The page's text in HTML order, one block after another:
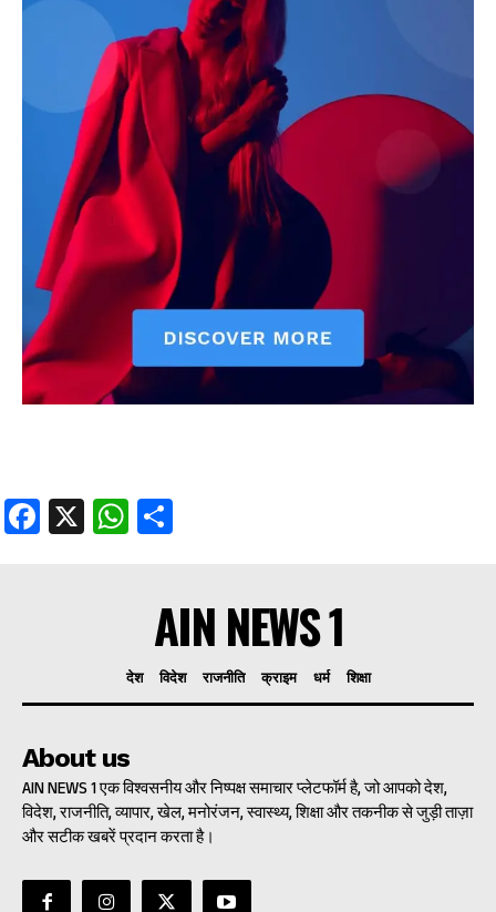
Privacy Policy
Terms of Use Agreement
Facebook
X WhatsApp
Share
Facebook
X WhatsApp
AIN NEWS 1
देश विदेश राजनीति क्राइम धर्म शिक्षा
About us
AIN NEWS 1 एक विश्वसनीय और निष्पक्ष समाचार प्लेटफॉर्म है, जो आपको देश,
विदेश, राजनीति, व्यापार, खेल, मनोरंजन, स्वास्थ्य, शिक्षा और तकनीक से जुड़ी ताज़ा
और सटीक खबरें प्रदान करता है।